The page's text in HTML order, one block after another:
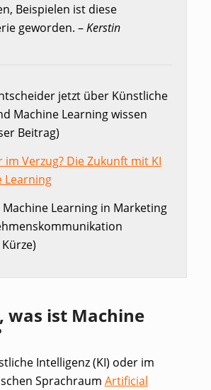
Beispielen ist diese
geworden. –Kerstin
jetzt über Künstliche
Machine Learning wissen
Beitrag)
im Verzug? Die Zukunft mit KI
Learning
Machine Learning in Marketing
was ist Machine
Intelligenz (KI) oder im
Sprachraum Artificial